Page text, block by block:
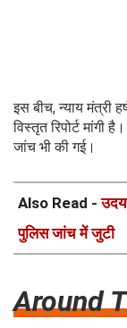
इस बीच, न्याय मंत्री
विस्तृत रिपोर्ट मांगी
जांच भी की गई।
Also Read -
पुलिस जांच में जुटी
Around